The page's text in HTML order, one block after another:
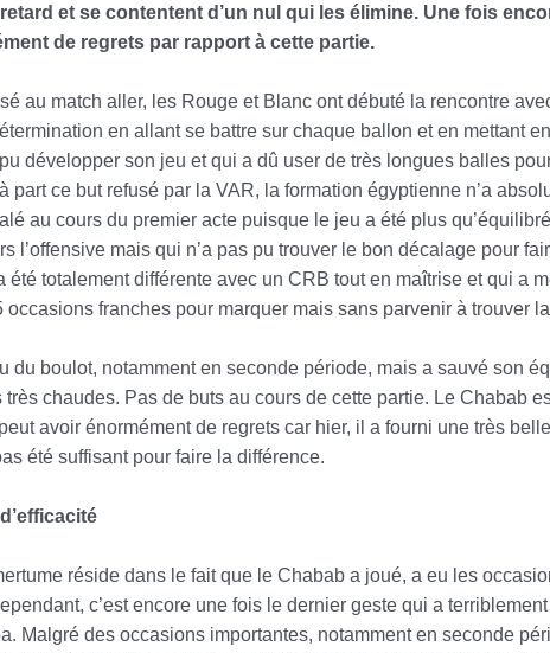
et se contentent d’un nul qui les élimine. Une fois
de regrets par rapport à cette partie.
au match aller, les Rouge et Blanc ont débuté la rencontre
en allant se battre sur chaque ballon et en mettant
développer son jeu et qui a dû user de très longues balles
part ce but refusé par la VAR, la formation égyptienne n’a
au cours du premier acte puisque le jeu a été plus
l’offensive mais qui n’a pas pu trouver le bon décalage pour
été totalement différente avec un CRB tout en maîtrise et qui a
occasions franches pour marquer mais sans parvenir à trouver
du boulot, notamment en seconde période, mais a sauvé son
chaudes. Pas de buts au cours de cette partie. Le Chabab
avoir énormément de regrets car hier, il a fourni une très
été suffisant pour faire la différence.
réside dans le fait que le Chabab a joué, a eu les
c’est encore une fois le dernier geste qui a
Malgré des occasions importantes, notamment en seconde